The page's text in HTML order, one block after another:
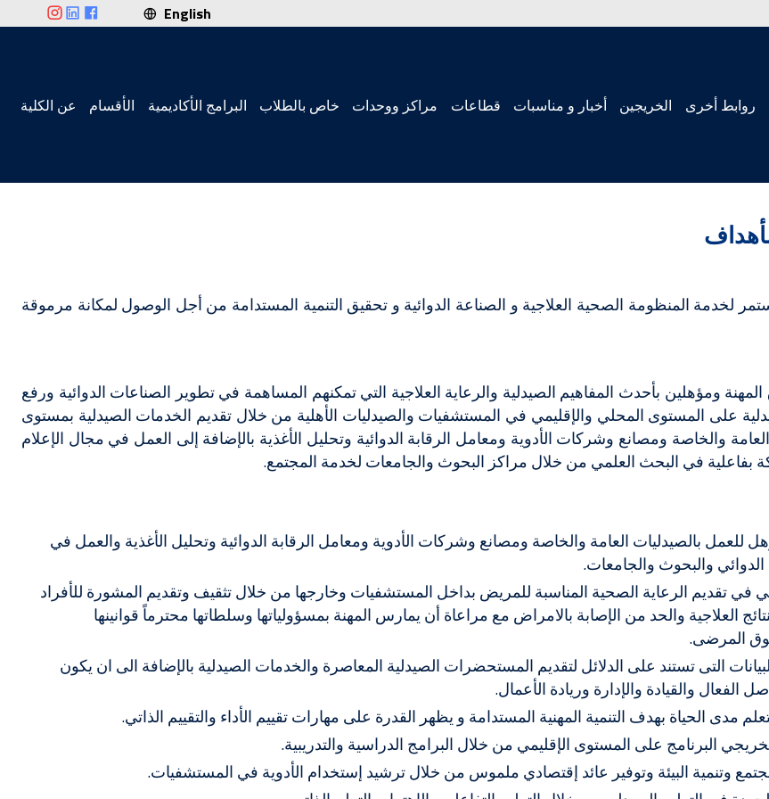
English
عن الكلية الأقسام البرامج الأكاديمية خاص بالطلاب مراكز ووحدات قطاعات أخبار و مناسبات الخريجين روابط أخرى
لخدمة المنظومة الصحية العلاجية و الصناعة الدوائية و تحقيق التنمية المستدامة من أجل الوصول لمكانة مرموقة
المهنة ومؤهلين بأحدث المفاهيم الصيدلية والرعاية العلاجية التي تمكنهم المساهمة في تطوير الصناعات الدوائية ورفع
على المستوى المحلي والإقليمي في المستشفيات والصيدليات الأهلية من خلال تقديم الخدمات الصيدلية بمستوى
والخاصة ومصانع وشركات الأدوية ومعامل الرقابة الدوائية وتحليل الأغذية بالإضافة إلى العمل في مجال الإعلام
بفاعلية في البحث العلمي من خلال مراكز البحوث والجامعات لخدمة المجتمع.
للعمل بالصيدليات العامة والخاصة ومصانع وشركات الأدوية ومعامل الرقابة الدوائية وتحليل الأغذية والعمل في
والبحوث والجامعات.
في تقديم الرعاية الصحية المناسبة للمريض بداخل المستشفيات وخارجها من خلال تثقيف وتقديم المشورة للأفراد
العلاجية والحد من الإصابة بالامراض مع مراعاة أن يمارس المهنة بمسؤولياتها وسلطاتها محترماً قوانينها
المرضى.
التى تستند على الدلائل لتقديم المستحضرات الصيدلية المعاصرة والخدمات الصيدلية بالإضافة الى ان يكون
الفعال والقيادة والإدارة وريادة الأعمال.
مدى الحياة بهدف التنمية المهنية المستدامة و يظهر القدرة على مهارات تقييم الأداء والتقييم الذاتي.
البرنامج على المستوى الإقليمي من خلال البرامج الدراسية والتدريبية.
وتنمية البيئة وتوفير عائد إقتصادي ملموس من خلال ترشيد إستخدام الأدوية في المستشفيات.